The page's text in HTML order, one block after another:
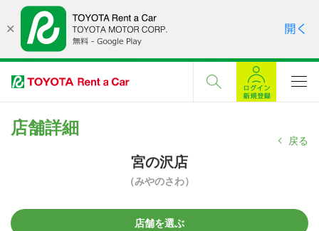
店舗詳細
戻る
宮の沢店
（みやのさわ）
店舗を選ぶ